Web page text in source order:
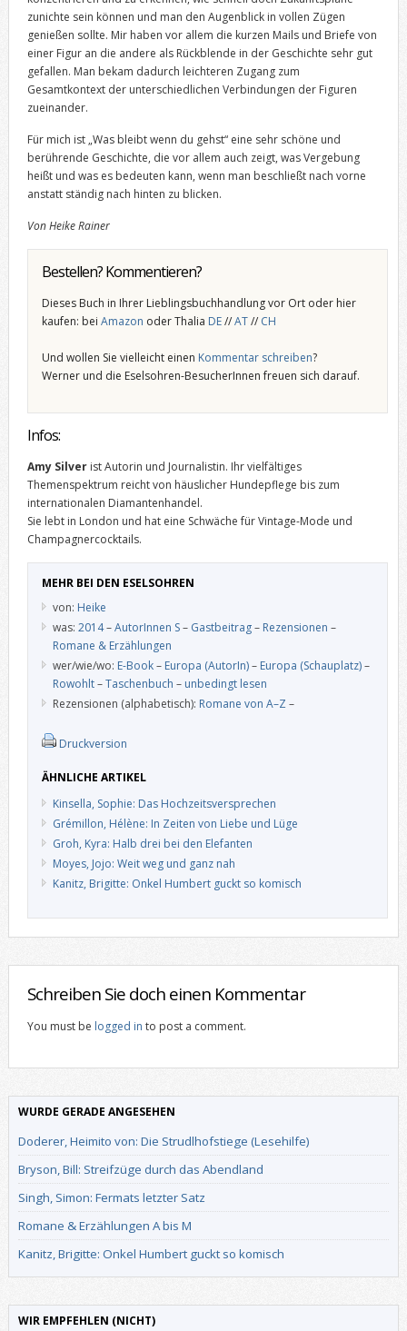
zunichte sein können und man den Augenblick in vollen Zügen
genießen sollte. Mir haben vor allem die kurzen Mails und Briefe von
einer Figur an die andere als Rückblende in der Geschichte sehr gut
gefallen. Man bekam dadurch leichteren Zugang zum
Gesamtkontext der unterschiedlichen Verbindungen der Figuren
zueinander.
Für mich ist „Was bleibt wenn du gehst“ eine sehr schöne und
berührende Geschichte, die vor allem auch zeigt, was Vergebung
heißt und was es bedeuten kann, wenn man beschließt nach vorne
anstatt ständig nach hinten zu blicken.
Von Heike Rainer
Bestellen? Kommentieren?
Dieses Buch in Ihrer Lieblingsbuchhandlung vor Ort oder hier
kaufen: bei Amazon oder Thalia DE//AT// CH
Und wollen Sie vielleicht einen Kommentar schreiben?
Werner und die Eselsohren-BesucherInnen freuen sich darauf.
Infos:
Amy Silverist Autorin und Journalistin. Ihr vielfältiges
Themenspektrum reicht von häuslicher Hundepflege bis zum
internationalen Diamantenhandel.
Sie lebt in London und hat eine Schwäche für Vintage-Mode und
Champagnercocktails.
MEHR BEI DEN ESELSOHREN
von: Heike
was: 2014–AutorInnen S– Gastbeitrag– Rezensionen –
Romane & Erzählungen
wer/wie/wo: E-Book– Europa (AutorIn)– Europa (Schauplatz)–
Rowohlt–Taschenbuch – unbedingt lesen
Rezensionen (alphabetisch): Romane von A–Z –
Druckversion
ÄHNLICHE ARTIKEL
Kinsella, Sophie: Das Hochzeitsversprechen
Grémillon, Hélène: In Zeiten von Liebe und Lüge
Groh, Kyra: Halb drei bei den Elefanten
Moyes, Jojo: Weit weg und ganz nah
Kanitz, Brigitte: Onkel Humbert guckt so komisch
Schreiben Sie doch einen Kommentar
You must be logged in to post a comment.
WURDE GERADE ANGESEHEN
Doderer, Heimito von: Die Strudlhofstiege (Lesehilfe)
Bryson, Bill: Streifzüge durch das Abendland
Singh, Simon: Fermats letzter Satz
Romane & Erzählungen A bis M
Kanitz, Brigitte: Onkel Humbert guckt so komisch
WIR EMPFEHLEN (NICHT)